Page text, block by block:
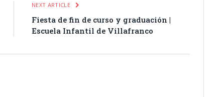
NEXT ARTICLE
Fiesta de fin de curso y graduación |
Escuela Infantil de Villafranco